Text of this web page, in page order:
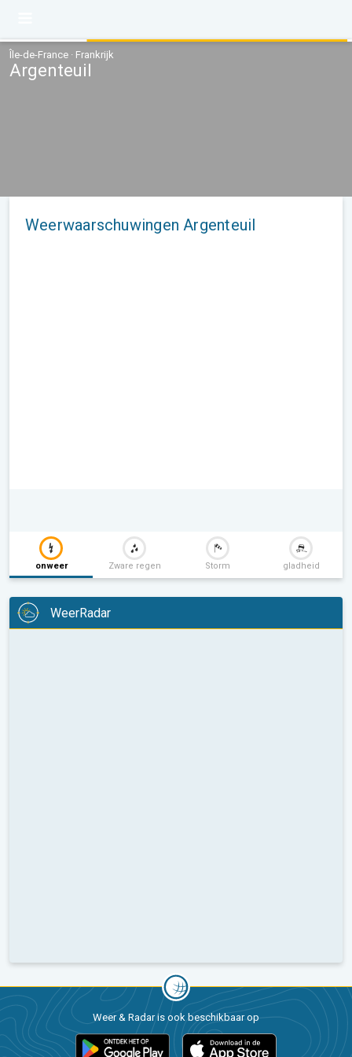
Île-de-France · Frankrijk
Argenteuil
Weerwaarschuwingen Argenteuil
onweer Zware regen Storm gladheid
WeerRadar
Weer & Radar is ook beschikbaar op